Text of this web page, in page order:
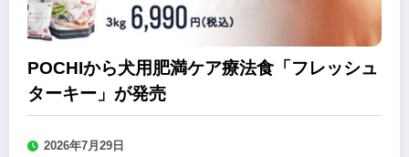
POCHIから犬用肥満ケア療法食「フレッシュ
ターキー」が発売
2026年7月29日